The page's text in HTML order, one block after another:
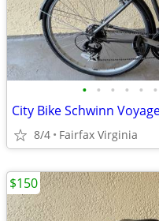
• • • • • •
City Bike Schwinn
8/4 Fairfax Virginia
$150